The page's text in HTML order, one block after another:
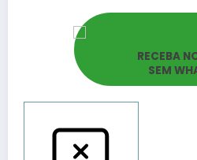
RECEBA
SEM